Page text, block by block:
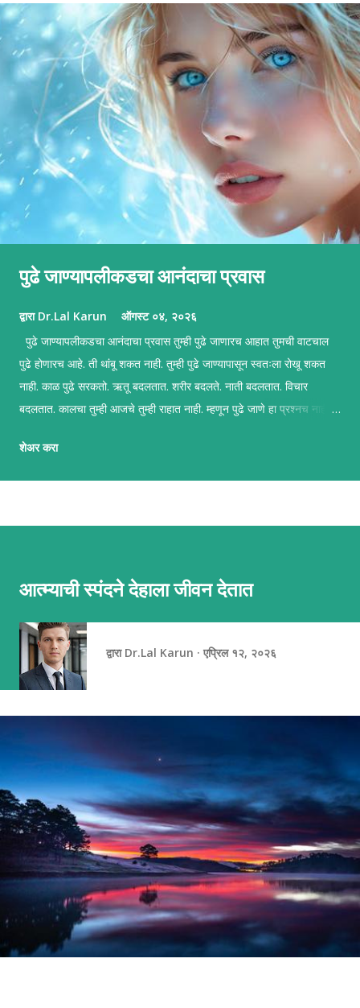
पुढे जाण्यापलीकडचा आनंदाचा प्रवास
द्वारा Dr.Lal Karun ऑगस्ट ०४, २०२६
पुढे जाण्यापलीकडचा आनंदाचा प्रवास तुम्ही पुढे जाणारच आहात तुमची वाटचाल
पुढे होणारच आहे. ती थांबू शकत नाही. तुम्ही पुढे जाण्यापासून स्वतःला रोखू शकत
नाही. काळ पुढे सरकतो. ऋतू बदलतात. शरीर बदलते. नाती बदलतात. विचार
बदलतात. कालचा तुम्ही आजचे तुम्ही राहात नाही. म्हणून पुढे जाणे हा प्रश्नच नाही.
जण असे मानतात की जीवन म्हणजे सतत एखाद्या पुढच्या टप्प्यापर्यंत पोहोचण्याची
हसण्यात असतो. एखाद्या जुन्या मित्राच्या फोनमध्ये असतो. शांतपणे चालताना
तो आज अनुभवण्याऐवजी...
शेअर करा
आत्म्याची स्पंदने देहाला जीवन देतात
द्वारा Dr.Lal Karun एप्रिल १२, २०२६